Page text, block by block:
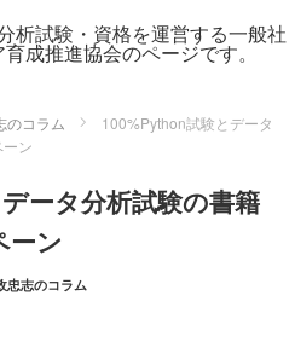
析試験・資格を運営する一般社
成推進協会のページです。
コラム
100%Python試験とデータ
ン
ータ分析試験の書籍
ーン
志のコラム